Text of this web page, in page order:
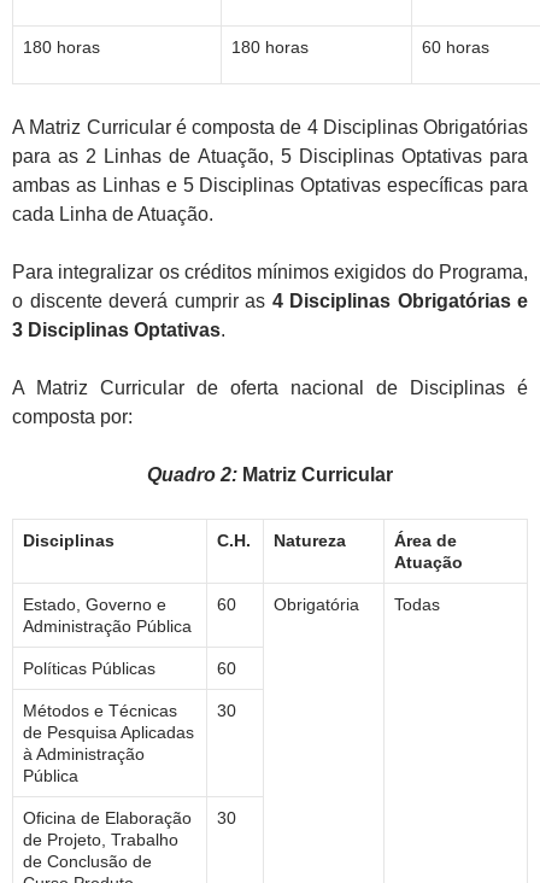
180 horas 180 horas 60 horas
A Matriz Curricular é composta de 4 Disciplinas Obrigatórias
para as 2 Linhas de Atuação, 5 Disciplinas Optativas para
ambas as Linhas e 5 Disciplinas Optativas específicas para
cada Linha de Atuação.
Para integralizar os créditos mínimos exigidos do Programa,
o discente deverá cumprir as 4 Disciplinas Obrigatórias e
3 Disciplinas Optativas.
A Matriz Curricular de oferta nacional de Disciplinas é
composta por:
Quadro 2: Matriz Curricular
Disciplinas C.H. Natureza
Área de
Atuação
Estado, Governo e
Administração Pública
60 Obrigatória Todas
Políticas Públicas 60
Métodos e Técnicas
de Pesquisa Aplicadas
à Administração
Pública
30
Oficina de Elaboração
de Projeto, Trabalho
de Conclusão de
30